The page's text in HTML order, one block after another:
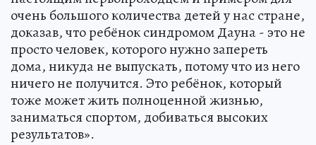
очень большого количества детей у нас стране,
доказав, что ребёнок синдромом Дауна - это не
просто человек, которого нужно запереть
дома, никуда не выпускать, потому что из него
ничего не получится. Это ребёнок, который
тоже может жить полноценной жизнью,
заниматься спортом, добиваться высоких
результатов».